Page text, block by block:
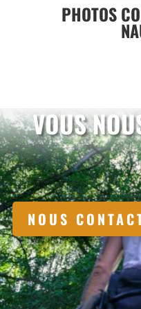
PHOTOS
VOUS
NOUS